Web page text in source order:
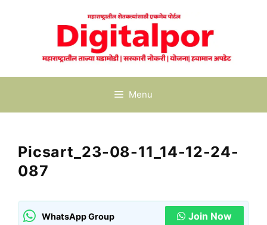
Menu
Picsart_23-08-11_14-12-24-
087
WhatsApp Group Join Now